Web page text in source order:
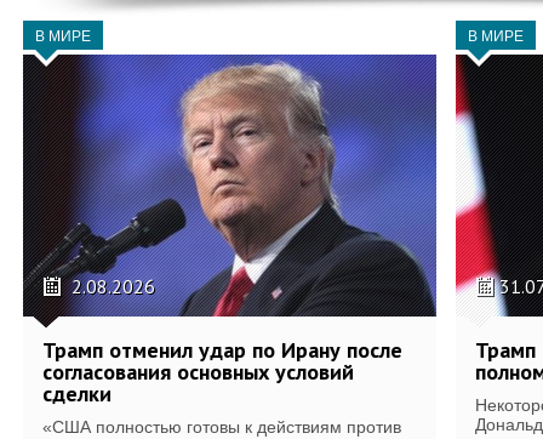
В МИРЕ
2.08.2026
Трамп отменил удар по Ирану после
согласования основных условий
сделки
«США полностью готовы к действиям против
В МИРЕ
Трамп